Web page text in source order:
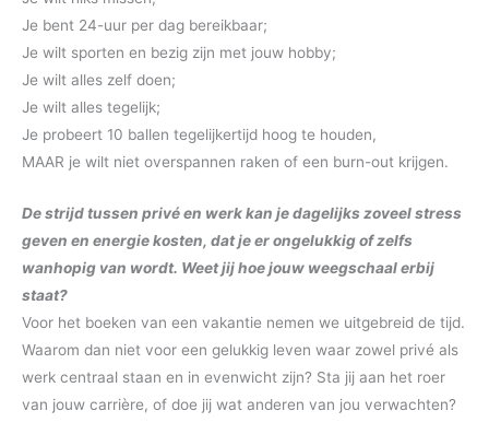
Je bent 24-uur per dag bereikbaar;
Je wilt sporten en bezig zijn met jouw hobby;
Je wilt alles zelf doen;
Je wilt alles tegelijk;
Je probeert 10 ballen tegelijkertijd hoog te houden,
MAAR je wilt niet overspannen raken of een burn-out krijgen.
De strijd tussen privé en werk kan je dagelijks zoveel stress
geven en energie kosten, dat je er ongelukkig of zelfs
wanhopig van wordt. Weet jij hoe jouw weegschaal erbij
staat?
Voor het boeken van een vakantie nemen we uitgebreid de tijd.
Waarom dan niet voor een gelukkig leven waar zowel privé als
werk centraal staan en in evenwicht zijn? Sta jij aan het roer
van jouw carrière, of doe jij wat anderen van jou verwachten?